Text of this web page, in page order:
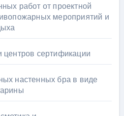
работ от проектной
мероприятий и
сертификации
настенных бра в виде